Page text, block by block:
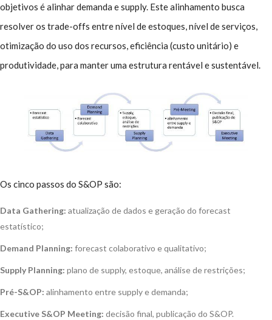
objetivos é alinhar demanda e supply. Este alinhamento busca
resolver os trade-offs entre nível de estoques, nível de serviços,
otimização do uso dos recursos, eficiência (custo unitário) e
produtividade, para manter uma estrutura rentável e sustentável.
Os cinco passos do S&OP são:
Data Gathering: atualização de dados e geração do forecast
estatístico;
Demand Planning: forecast colaborativo e qualitativo;
Supply Planning: plano de supply, estoque, análise de restrições;
Pré-S&OP: alinhamento entre supply e demanda;
Executive S&OP Meeting: decisão final, publicação do S&OP.